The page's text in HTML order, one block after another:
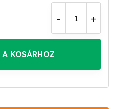
KOSÁRHOZ